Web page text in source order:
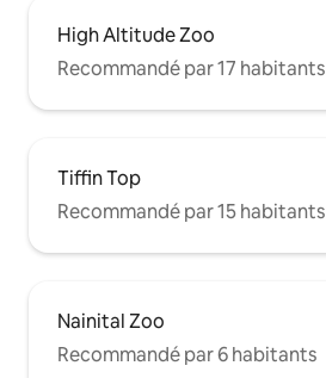
High Altitude Zoo
Recommandé par 17 habitants
Tiffin Top
Recommandé par 15 habitants
Nainital Zoo
Recommandé par 6 habitants